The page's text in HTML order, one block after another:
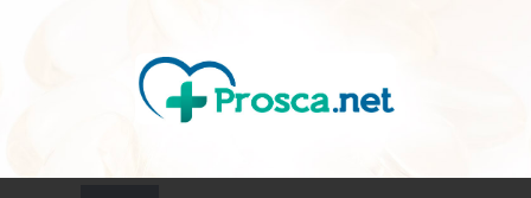
prosca.net